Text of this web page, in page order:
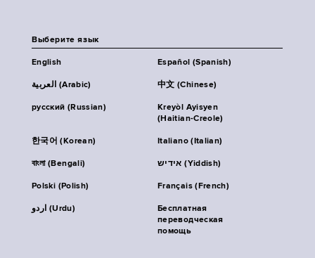
Выберите язык
English Español (Spanish)
العربية (Arabic) 中文 (Chinese)
русский (Russian)
Kreyòl Ayisyen
(Haitian-Creole)
한국어 (Korean) Italiano (Italian)
বাংলা (Bengali) אידיש (Yiddish)
Polski (Polish) Français (French)
اردو (Urdu)
Бесплатная
переводческая
помощь